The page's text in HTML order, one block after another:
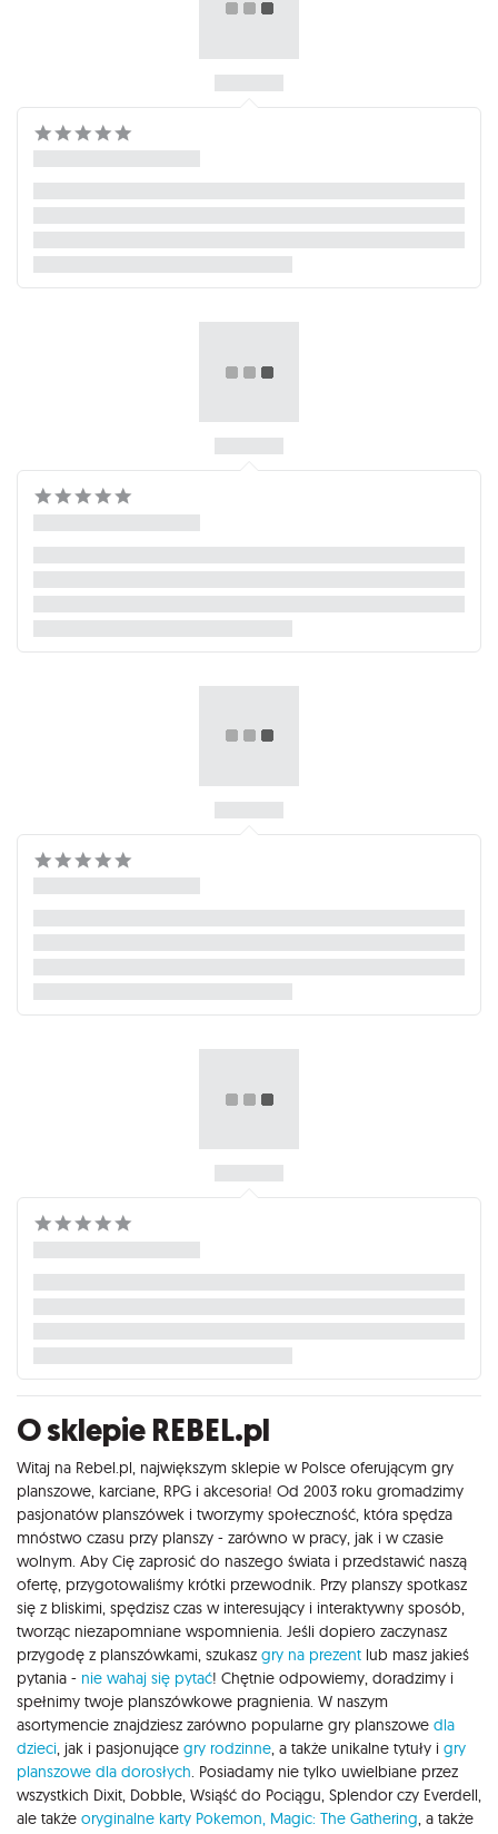
O sklepie REBEL.pl
Witaj na Rebel.pl, największym sklepie w Polsce oferującym gry
planszowe, karciane, RPG i akcesoria! Od 2003 roku gromadzimy
pasjonatów planszówek i tworzymy społeczność, która spędza
mnóstwo czasu przy planszy - zarówno w pracy, jak i w czasie
wolnym. Aby Cię zaprosić do naszego świata i przedstawić naszą
ofertę, przygotowaliśmy krótki przewodnik. Przy planszy spotkasz
się z bliskimi, spędzisz czas w interesujący i interaktywny sposób,
tworząc niezapomniane wspomnienia. Jeśli dopiero zaczynasz
przygodę z planszówkami, szukasz gry na prezent lub masz jakieś
pytania - nie wahaj się pytać! Chętnie odpowiemy, doradzimy i
spełnimy twoje planszówkowe pragnienia. W naszym
asortymencie znajdziesz zarówno popularne gry planszowe dla
dzieci , jak i pasjonujące gry rodzinne , a także unikalne tytuły i gry
planszowe dla dorosłych . Posiadamy nie tylko uwielbiane przez
wszystkich Dixit, Dobble, Wsiąść do Pociągu, Splendor czy Everdell,
ale także oryginalne karty Pokemon, Magic: The Gathering , a także